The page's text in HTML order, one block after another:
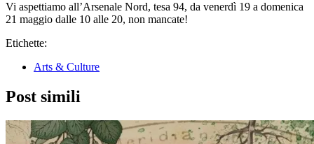
Vi aspettiamo all’Arsenale Nord, tesa 94, da venerdì 19 a domenica
21 maggio dalle 10 alle 20, non mancate!
Etichette:
Arts & Culture
Post simili